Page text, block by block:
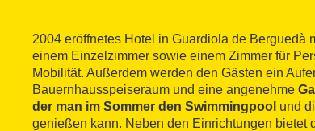
2004 eröffnetes Hotel in Guardiola de Berguedà
einem Einzelzimmer sowie einem Zimmer für
Mobilität. Außerdem werden den Gästen ein
Bauernhausspeiseraum und eine angenehme
der man im Sommer den Swimmingpool und
genießen kann. Neben den Einrichtungen bietet